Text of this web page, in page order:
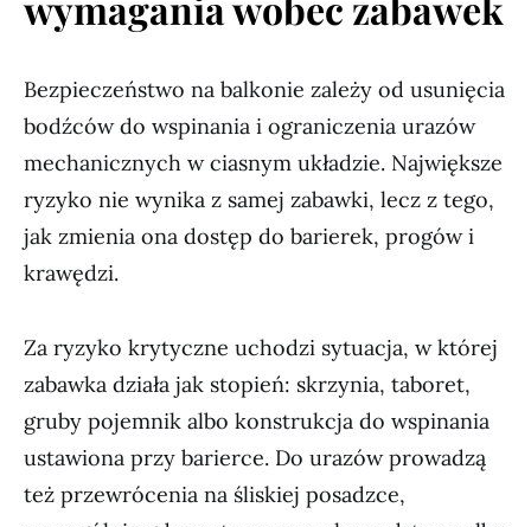
Bezpieczeństwo na balkonie zależy od usunięcia
bodźców do wspinania i ograniczenia urazów
mechanicznych w ciasnym układzie. Największe
ryzyko nie wynika z samej zabawki, lecz z tego,
jak zmienia ona dostęp do barierek, progów i
krawędzi.
Za ryzyko krytyczne uchodzi sytuacja, w której
zabawka działa jak stopień: skrzynia, taboret,
gruby pojemnik albo konstrukcja do wspinania
ustawiona przy barierce. Do urazów prowadzą
też przewrócenia na śliskiej posadzce,